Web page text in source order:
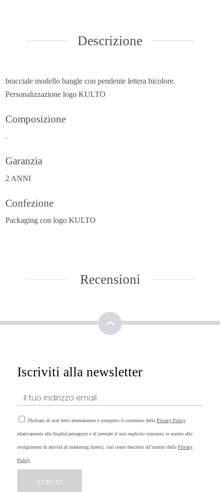
Descrizione
bracciale modello bangle con pendente lettera bicolore.
Personalizzazione logo KULTO
Composizione
.
Garanzia
2 ANNI
Confezione
Packaging con logo KULTO
Recensioni
Iscriviti alla newsletter
Dichiaro di aver letto attentamente e compreso il contenuto della Privacy Policy
relativamente alle finalità perseguite e di prestare il mio esplicito consenso in merito allo
svolgimento di attività di marketing diretto, così come descritto all’interno della Privacy
Policy